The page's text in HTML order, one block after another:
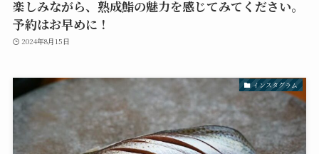
楽しみながら、熟成鮨の魅力を感じてみてください。
予約はお早めに！
2024年8月15日
インスタグラム